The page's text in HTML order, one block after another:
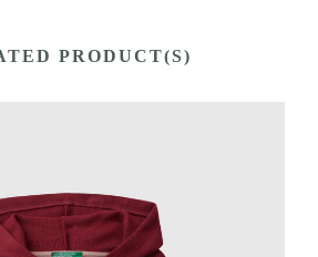
PRODUCT(S)